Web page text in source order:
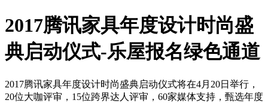
2017腾讯家具年度设计时尚盛
典启动仪式-乐屋报名绿色通道
2017腾讯家具年度设计时尚盛典启动仪式将在4月20日举行，
20位大咖评审，15位跨界达人评审，60家媒体支持，甄选年度